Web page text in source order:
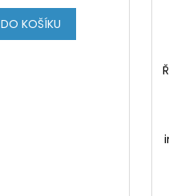
DO KOŠÍKU